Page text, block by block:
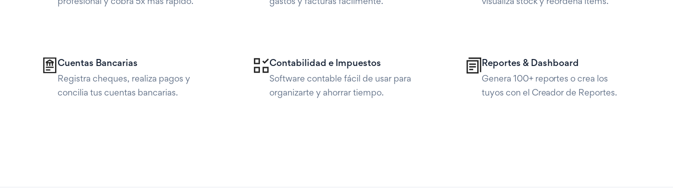
profesional y cobra 5x más rápido.
gastos y facturas fácilmente.
visualiza stock y reordena ítems.
Cuentas Bancarias
Registra cheques, realiza pagos y
concilia tus cuentas bancarias.
Contabilidad e Impuestos
Software contable fácil de usar para
organizarte y ahorrar tiempo.
Reportes & Dashboard
Genera 100+ reportes o crea los
tuyos con el Creador de Reportes.